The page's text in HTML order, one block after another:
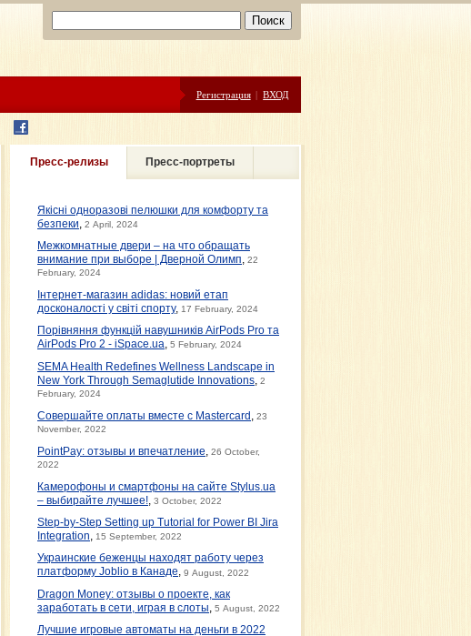
Регистрация | ВХОД
Пресс-релизы Пресс-портреты
Якісні одноразові пелюшки для комфорту та
безпеки
2 April, 2024
Межкомнатные двери – на что обращать
внимание при выборе | Дверной Олимп
22
February, 2024
Інтернет-магазин adidas: новий етап
досконалості у світі спорту, 17 February, 2024
Порівняння функцій навушників AirPods Pro та
AirPods Pro 2 - iSpace.ua
5 February, 2024
SEMA Health Redefines Wellness Landscape in
New York Through Semaglutide Innovations 2
February, 2024
Совершайте оплаты вместе с Mastercard 23
November, 2022
PointPay: отзывы и впечатление 26 October,
2022
Камерофоны и смартфоны на сайте Stylus.ua
– выбирайте лучшее! 3 October, 2022
Step-by-Step Setting up Tutorial for Power BI Jira
Integration
15 September, 2022
Украинские беженцы находят работу через
платформу Joblio в Канаде, 9 August, 2022
Dragon Money: отзывы о проекте, как
заработать в сети, играя в слоты
5 August, 2022
Лучшие игровые автоматы на деньги в 2022